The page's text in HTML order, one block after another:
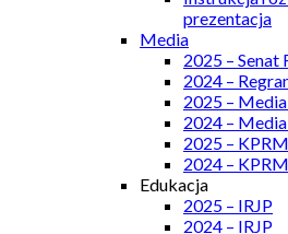
prezentacja
Media
2025 – Senat
2024 –
2025 –
2024 –
2025 –
2024 –
Edukacja
2025 – IRJP
2024 – IRJP